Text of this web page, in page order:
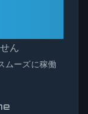
状況に関する
ん
ムーズに稼働